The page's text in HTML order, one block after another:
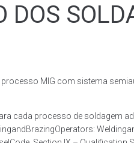
MIG com sistema
cada processo de soldagem